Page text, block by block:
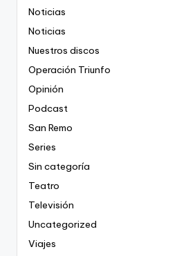
Noticias
Noticias
Nuestros discos
Operación Triunfo
Opinión
Podcast
San Remo
Series
Sin categoría
Teatro
Televisión
Uncategorized
Viajes